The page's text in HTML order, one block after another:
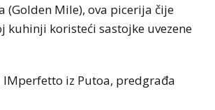
Mile), ova picerija čije
kuhinji koristeći sastojke uvezene
iz Putoa, predgrađa